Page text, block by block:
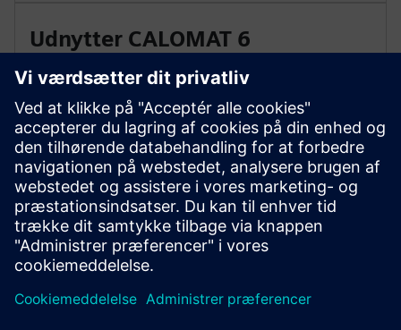
Udnytter CALOMAT 6
analysatorsystem
Bestemmer kontinuerligt H2 og He i binære eller
kvasi-binære gasblandinger baseret på termisk
ledningsevne. Systemet bruger to uafhængige
gasanalysatorlinjer i et rack for at overholde
internationale direktiver.